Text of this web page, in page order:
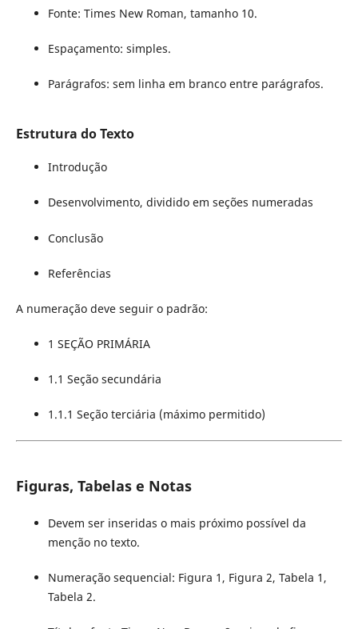
Fonte: Times New Roman, tamanho 10.
Espaçamento: simples.
Parágrafos: sem linha em branco entre parágrafos.
Estrutura do Texto
Introdução
Desenvolvimento, dividido em seções numeradas
Conclusão
Referências
A numeração deve seguir o padrão:
1 SEÇÃO PRIMÁRIA
1.1 Seção secundária
1.1.1 Seção terciária (máximo permitido)
Figuras, Tabelas e Notas
Devem ser inseridas o mais próximo possível da
menção no texto.
Numeração sequencial: Figura 1, Figura 2, Tabela 1,
Tabela 2.